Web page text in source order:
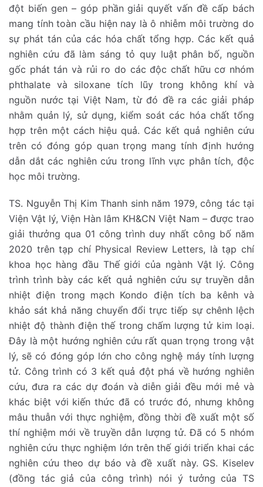
đột biến gen – góp phần giải quyết vấn đề cấp bách
mang tính toàn cầu hiện nay là ô nhiễm môi trường do
sự phát tán của các hóa chất tổng hợp. Các kết quả
nghiên cứu đã làm sáng tỏ quy luật phân bố, nguồn
gốc phát tán và rủi ro do các độc chất hữu cơ nhóm
phthalate và siloxane tích lũy trong không khí và
nguồn nước tại Việt Nam, từ đó đề ra các giải pháp
nhằm quản lý, sử dụng, kiểm soát các hóa chất tổng
hợp trên một cách hiệu quả. Các kết quả nghiên cứu
trên có đóng góp quan trọng mang tính định hướng
dẫn dắt các nghiên cứu trong lĩnh vực phân tích, độc
học môi trường.
TS. Nguyễn Thị Kim Thanh sinh năm 1979, công tác tại
Viện Vật lý, Viện Hàn lâm KH&CN Việt Nam – được trao
giải thưởng qua 01 công trình duy nhất công bố năm
2020 trên tạp chí Physical Review Letters, là tạp chí
khoa học hàng đầu Thế giới của ngành Vật lý. Công
trình trình bày các kết quả nghiên cứu sự truyền dẫn
nhiệt điện trong mạch Kondo điện tích ba kênh và
khảo sát khả năng chuyển đổi trực tiếp sự chênh lệch
nhiệt độ thành điện thế trong chấm lượng tử kim loại.
Đây là một hướng nghiên cứu rất quan trọng trong vật
lý, sẽ có đóng góp lớn cho công nghệ máy tính lượng
tử. Công trình có 3 kết quả đột phá về hướng nghiên
cứu, đưa ra các dự đoán và diễn giải đều mới mẻ và
khác biệt với kiến thức đã có trước đó, nhưng không
mâu thuẫn với thực nghiệm, đồng thời đề xuất một số
thí nghiệm mới về truyền dẫn lượng tử. Đã có 5 nhóm
nghiên cứu thực nghiệm lớn trên thế giới triển khai các
nghiên cứu theo dự báo và đề xuất này. GS. Kiselev
(đồng tác giả của công trình) nói ý tưởng của TS